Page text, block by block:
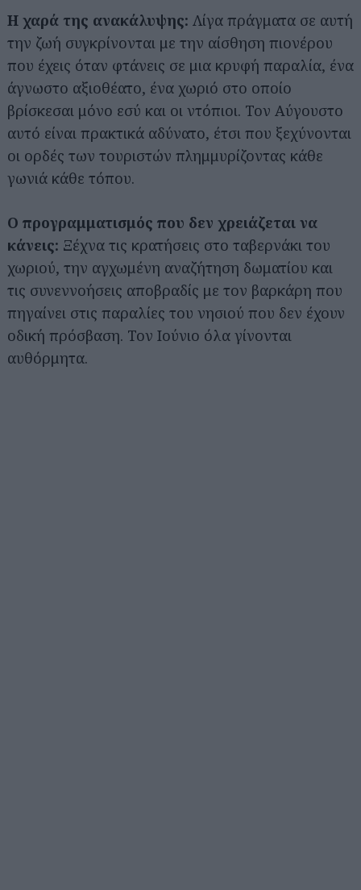
Η χαρά της ανακάλυψης: Λίγα πράγματα σε αυτή
την ζωή συγκρίνονται με την αίσθηση πιονέρου
που έχεις όταν φτάνεις σε μια κρυφή παραλία, ένα
άγνωστο αξιοθέατο, ένα χωριό στο οποίο
βρίσκεσαι μόνο εσύ και οι ντόπιοι. Τον Αύγουστο
αυτό είναι πρακτικά αδύνατο, έτσι που ξεχύνονται
οι ορδές των τουριστών πλημμυρίζοντας κάθε
γωνιά κάθε τόπου.
Ο προγραμματισμός που δεν χρειάζεται να
κάνεις: Ξέχνα τις κρατήσεις στο ταβερνάκι του
χωριού, την αγχωμένη αναζήτηση δωματίου και
τις συνεννοήσεις αποβραδίς με τον βαρκάρη που
πηγαίνει στις παραλίες του νησιού που δεν έχουν
οδική πρόσβαση. Τον Ιούνιο όλα γίνονται
αυθόρμητα.